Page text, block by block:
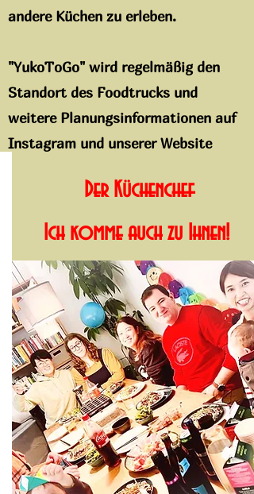
andere Küchen zu erleben.
"YukoToGo" wird regelmäßig den
Standort des Foodtrucks und
weitere Planungsinformationen auf
Instagram und unserer Website
gerne dort vorbei!Der Küchenchef
Ich komme auch zu Ihnen! ​